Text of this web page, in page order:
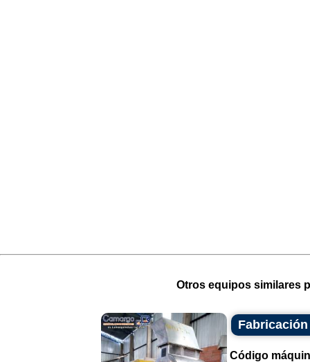
Otros equipos similares
Código